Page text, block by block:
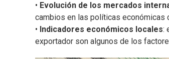
• Evolución de los mercados
cambios en las políticas económicas
• Indicadores económicos locales:
exportador son algunos de los